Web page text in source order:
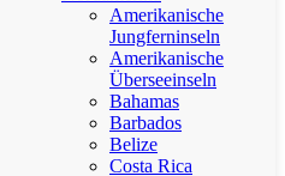
Amerikanische
Jungferninseln
Amerikanische
Überseeinseln
Bahamas
Barbados
Belize
Costa Rica